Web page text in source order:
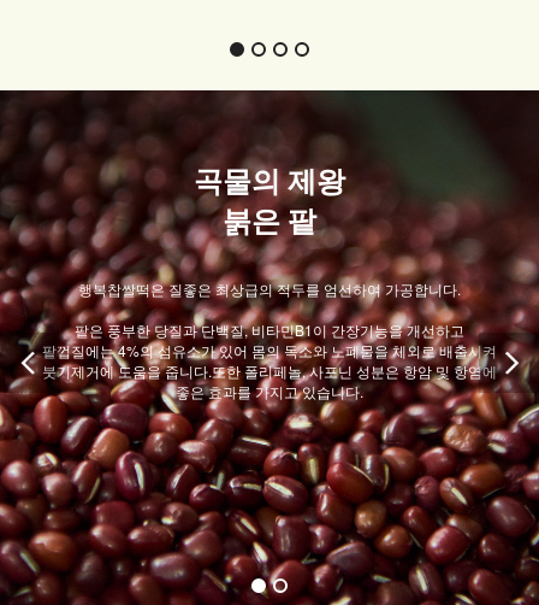
곡물의 제왕
붉은 팥
행복찹쌀떡은 질좋은 최상급의 적두를 엄선하여 가공합니다.
팥은 풍부한 당질과 단백질, 비타민B1이 간장기능을 개선하고
팥껍질에는 4%의 섬유소가 있어 몸의 독소와 노폐물을 체외로 배출시켜
붓기제거에 도움을 줍니다.또한 폴리페놀, 사포닌 성분은 항암 및 항염에
좋은 효과를 가지고 있습니다.